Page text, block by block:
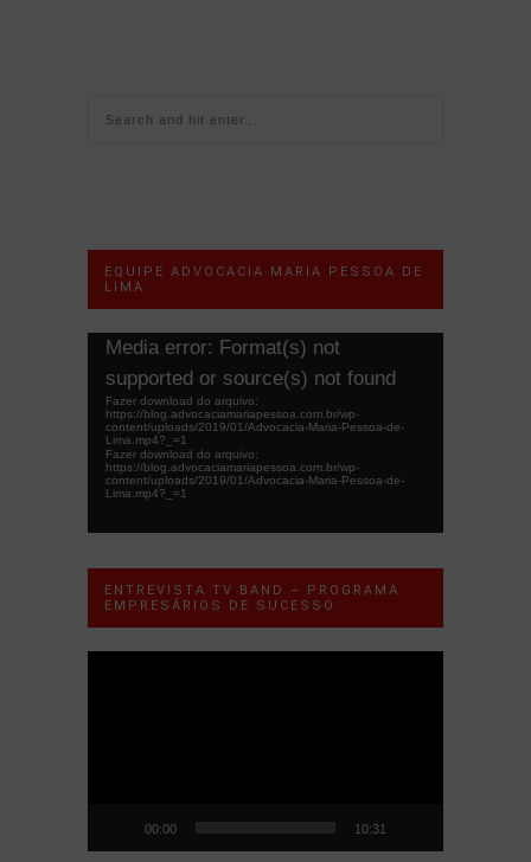
EQUIPE ADVOCACIA MARIA PESSOA DE
LIMA
Tocador
vídeo
Media error: Format(s) not
supported or source(s) not found
Fazer download do arquivo:
https://blog.advocaciamariapessoa.com.br/wp-
content/uploads/2019/01/Advocacia-Maria-Pessoa-de-
Lima.mp4?_=1
Fazer download do arquivo:
https://blog.advocaciamariapessoa.com.br/wp-
content/uploads/2019/01/Advocacia-Maria-Pessoa-de-
Lima.mp4?_=1
ENTREVISTA TV BAND – PROGRAMA
EMPRESÁRIOS DE SUCESSO
00:00 10:31